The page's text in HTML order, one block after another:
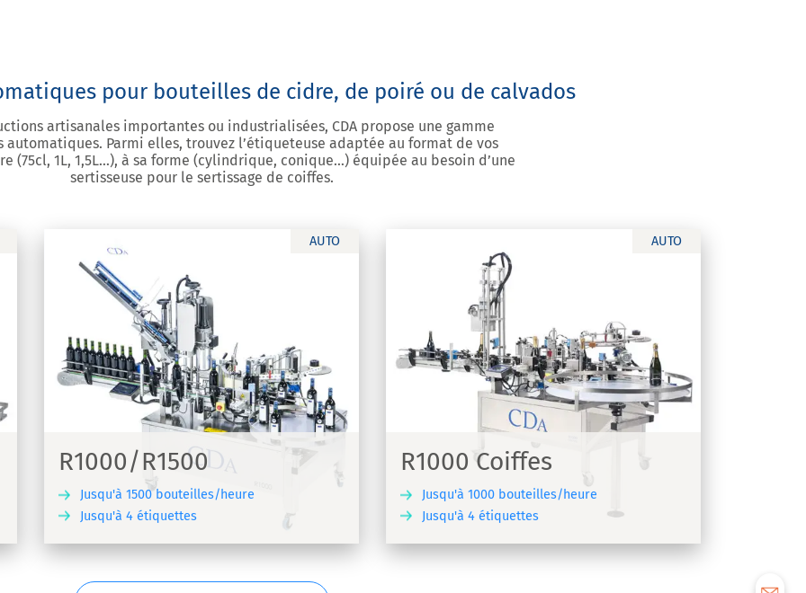
pour bouteilles de cidre, de poiré ou de calvados
artisanales importantes ou industrialisées, CDA propose une gamme
automatiques. Parmi elles, trouvez l’étiqueteuse adaptée au format de vos
(75cl, 1L, 1,5L…), à sa forme (cylindrique, conique…) équipée au besoin d’une
sertisseuse pour le sertissage de coiffes.
AUTO
R1000/R1500
Jusqu'à 1500 bouteilles/heure
Jusqu'à 4 étiquettes
AUTO
R1000 Coiffes
Jusqu'à 1000 bouteilles/heure
Jusqu'à 4 étiquettes
R1000 Coiffes
Machine d'étiquetage linéaire viticole pour
étiquettes adhésives - R1000 Coiffes